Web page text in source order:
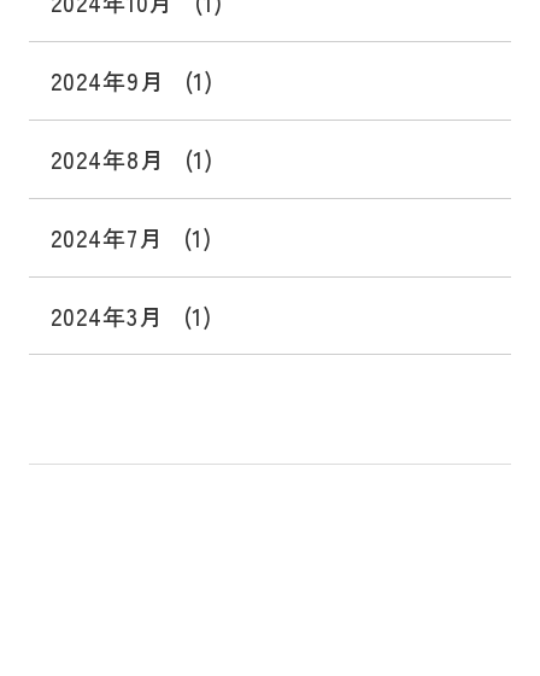
2024年9月 (1)
2024年8月 (1)
2024年7月 (1)
2024年3月 (1)